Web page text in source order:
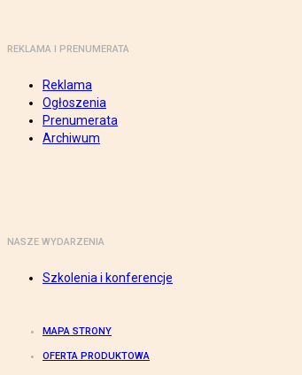
REKLAMA I PRENUMERATA
Reklama
Ogłoszenia
Prenumerata
Archiwum
NASZE WYDARZENIA
Szkolenia i konferencje
MAPA STRONY
OFERTA PRODUKTOWA